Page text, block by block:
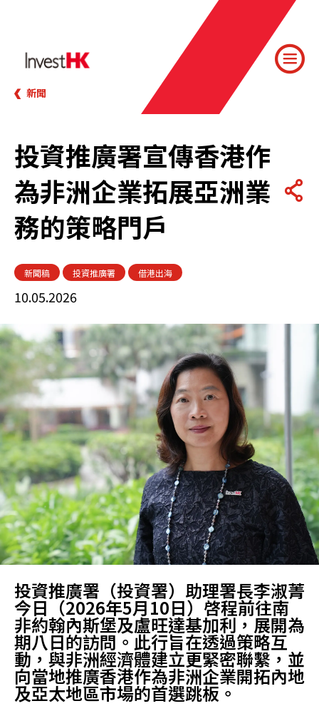
新聞
投資推廣署宣傳香港作
為非洲企業拓展亞洲業
務的策略門戶
新聞稿 投資推廣署 借港出海
10.05.2026
投資推廣署（投資署）助理署長李淑菁
今日（2026年5月10日）啓程前往南
非約翰內斯堡及盧旺達基加利，展開為
期八日的訪問。此行旨在透過策略互
動，與非洲經濟體建立更緊密聯繫，並
向當地推廣香港作為非洲企業開拓內地
及亞太地區市場的首選跳板。